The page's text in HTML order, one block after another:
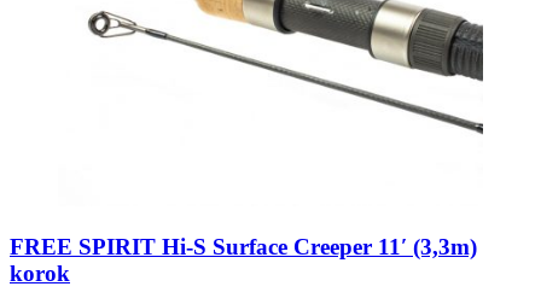
FREE SPIRIT Hi-S Surface Creeper 11′ (3,3m)
korok